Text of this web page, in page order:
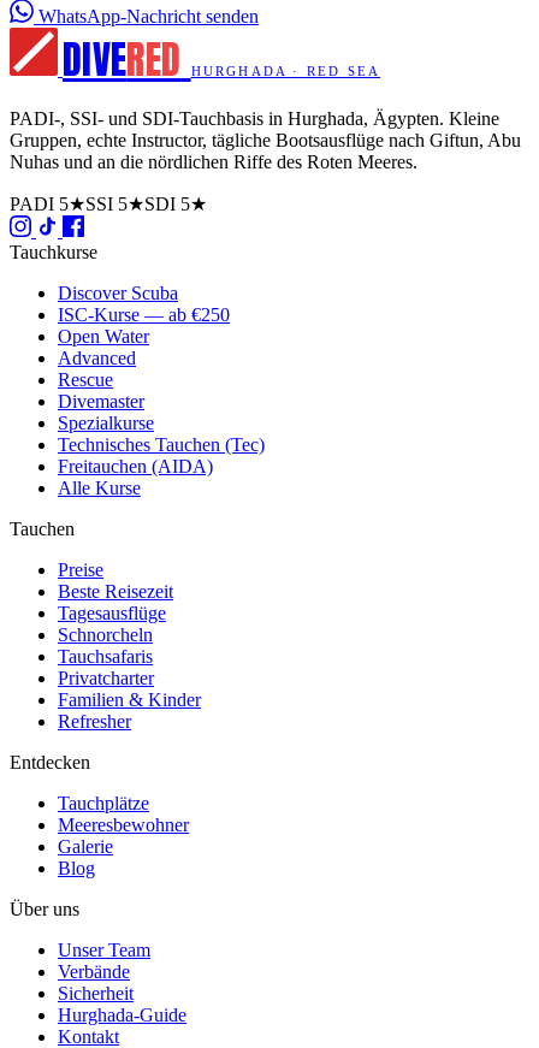
WhatsApp-Nachricht senden
DIVERED HURGHADA · RED SEA
PADI-, SSI- und SDI-Tauchbasis in Hurghada, Ägypten. Kleine
Gruppen, echte Instructor, tägliche Bootsausflüge nach Giftun, Abu
Nuhas und an die nördlichen Riffe des Roten Meeres.
PADI 5★SSI 5★SDI 5★
Tauchkurse
Discover Scuba
ISC-Kurse — ab €250
Open Water
Advanced
Rescue
Divemaster
Spezialkurse
Technisches Tauchen (Tec)
Freitauchen (AIDA)
Alle Kurse
Tauchen
Preise
Beste Reisezeit
Tagesausflüge
Schnorcheln
Tauchsafaris
Privatcharter
Familien & Kinder
Refresher
Entdecken
Tauchplätze
Meeresbewohner
Galerie
Blog
Über uns
Unser Team
Verbände
Sicherheit
Hurghada-Guide
Kontakt